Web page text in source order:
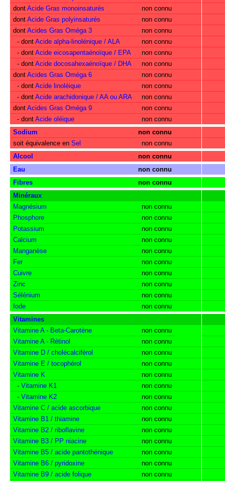
dont Acide Gras monoinsaturés
non connu
dont Acide Gras polyinsaturés
non connu
dont Acides Gras Oméga 3
non connu
- dont Acide alpha-linolénique / ALA
non connu
- dont Acide eicosapentaénoïque / EPA
non connu
- dont Acide docosahexaénoïque / DHA
non connu
dont Acides Gras Oméga 6
non connu
- dont Acide linoléique
non connu
- dont Acide arachidonique / AA ou ARA
non connu
dont Acides Gras Oméga 9
non connu
- dont Acide oléique
non connu
Sodium
non connu
soit équivalence en Sel
non connu
Alcool
non connu
Eau
non connu
Fibres
non connu
Minéraux
Magnésium
non connu
Phosphore
non connu
Potassium
non connu
Calcium
non connu
Manganèse
non connu
Fer
non connu
Cuivre
non connu
Zinc
non connu
Sélénium
non connu
Iode
non connu
Vitamines
Vitamine A - Beta-Carotène
non connu
Vitamine A - Rétinol
non connu
Vitamine D / cholécalciférol
non connu
Vitamine E / tocophérol
non connu
Vitamine K
non connu
- Vitamine K1
non connu
- Vitamine K2
non connu
Vitamine C / acide ascorbique
non connu
Vitamine B1 / thiamine
non connu
Vitamine B2 / riboflavine
non connu
Vitamine B3 / PP niacine
non connu
Vitamine B5 / acide pantothénique
non connu
Vitamine B6 / pyridoxine
non connu
Vitamine B9 / acide folique
non connu